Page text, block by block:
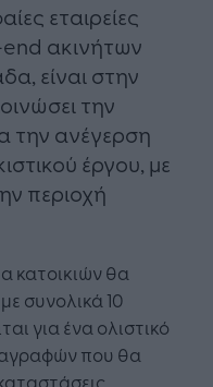
εταιρείες
ακινήτων
είναι στην
την
την ανέγερση
έργου, με
περιοχή
κατοικιών θα
συνολικά 10
για ένα ολιστικό
που θα